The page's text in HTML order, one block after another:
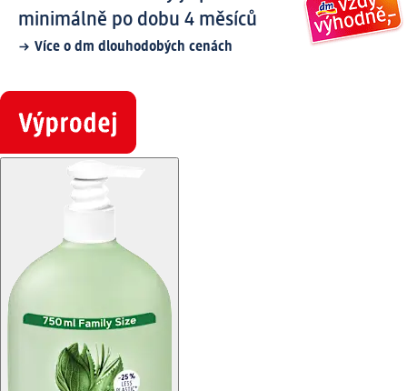
minimálně po dobu 4 měsíců
Více o dm dlouhodobých cenách